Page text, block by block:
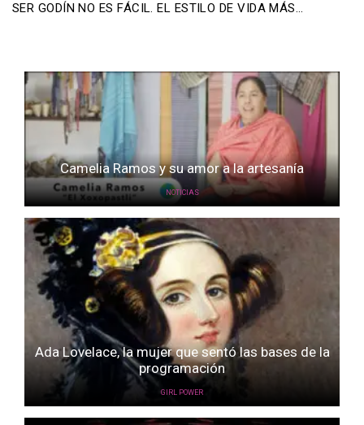
SER GODÍN NO ES FÁCIL. EL ESTILO DE VIDA MÁS…
Camelia Ramos y su amor a la artesanía
NOTICIAS
Ada Lovelace, la mujer que sentó las bases de la
programación
GIRL POWER